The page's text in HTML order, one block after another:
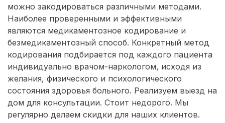
можно закодироваться различными методами.
Наиболее проверенными и эффективными
являются медикаментозное кодирование и
безмедикаментозный способ. Конкретный метод
кодирования подбирается под каждого пациента
индивидуально врачом-наркологом, исходя из
желания, физического и психологического
состояния здоровья больного. Реализуем выезд на
дом для консультации. Стоит недорого. Мы
регулярно делаем скидки для наших клиентов.